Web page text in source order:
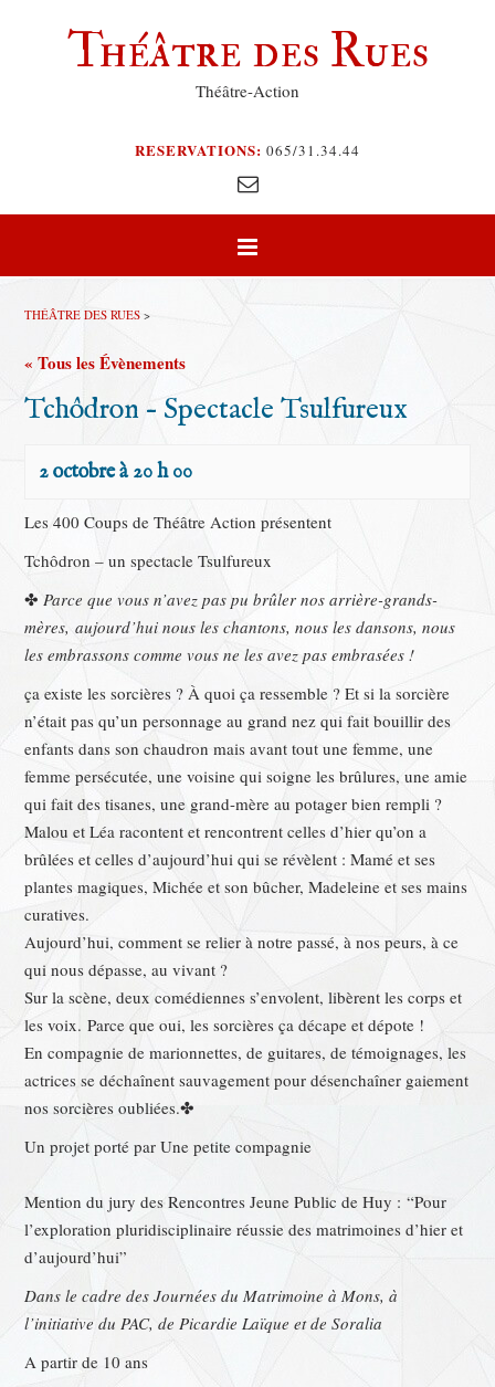
Théâtre des Rues
Théâtre-Action
RESERVATIONS: 065/31.34.44
THÉÂTRE DES RUES >
« Tous les Évènements
Tchôdron – Spectacle Tsulfureux
2 octobre à 20 h 00
Les 400 Coups de Théâtre Action présentent
Tchôdron – un spectacle Tsulfureux
✤ Parce que vous n’avez pas pu brûler nos arrière-grands-
mères,aujourd’hui nous les chantons, nous les dansons, nous
les embrassons comme vous ne les avez pas embrasées !
ça existe les sorcières ? À quoi ça ressemble ? Et si la sorcière
n’était pas qu’un personnage au grand nez qui fait bouillir des
enfants dans son chaudron mais avant tout une femme, une
femme persécutée, une voisine qui soigne les brûlures, une amie
qui fait des tisanes, une grand-mère au potager bien rempli ?
Malou et Léa racontent et rencontrent celles d’hier qu’on a
brûlées et celles d’aujourd’hui qui se révèlent : Mamé et ses
plantes magiques, Michée et son bûcher, Madeleine et ses mains
curatives.
Aujourd’hui, comment se relier à notre passé, à nos peurs, à ce
qui nous dépasse, au vivant ?
Sur la scène, deux comédiennes s’envolent, libèrent les corps et
les voix. Parce que oui, les sorcières ça décape et dépote !
En compagnie de marionnettes, de guitares, de témoignages, les
actrices se déchaînent sauvagement pour désenchaîner gaiement
nos sorcières oubliées.✤
Un projet porté par Une petite compagnie
Mention du jury des Rencontres Jeune Public de Huy : “Pour
l’exploration pluridisciplinaire réussie des matrimoines d’hier et
d’aujourd’hui”
Dans le cadre des Journées du Matrimoine à Mons, à
l’initiative du PAC, de Picardie Laïque et de Soralia
A partir de 10 ans